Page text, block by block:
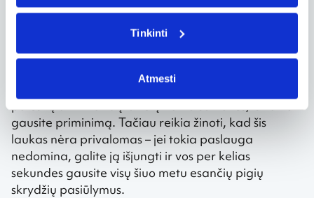
Tinkinti
Atmesti
pačioje eilutėje nurodykite išvykimo ir grįžimo datas.
Tuomet belieka pasirinkti reikiamą lėktuvo bilietų
Paieškos sistema automatiškai pasiūlys įvesti
gausite priminimą. Tačiau reikia žinoti, kad šis
laukas nėra privalomas – jei tokia paslauga
nedomina, galite ją išjungti ir vos per kelias
sekundes gausite visų šiuo metu esančių pigių
skrydžių pasiūlymus.